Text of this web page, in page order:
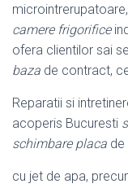
camere frigorifice
ofera clientilor sai
baza de contract,
Reparatii si
acoperis Bucuresti
schimbare placa de
cu jet de apa,